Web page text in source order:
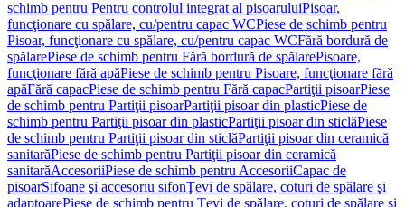
schimb pentru Pentru controlul integrat al pisoaruluiPisoar,
funcţionare cu spălare, cu/pentru capac WCPiese de schimb pentru
Pisoar, funcţionare cu spălare, cu/pentru capac WCFără bordură de
spălarePiese de schimb pentru Fără bordură de spălarePisoare,
funcţionare fără apăPiese de schimb pentru Pisoare, funcţionare fără
apăFără capacPiese de schimb pentru Fără capacPartiţii pisoarPiese
de schimb pentru Partiţii pisoarPartiţii pisoar din plasticPiese de
schimb pentru Partiţii pisoar din plasticPartiţii pisoar din sticlăPiese
de schimb pentru Partiţii pisoar din sticlăPartiţii pisoar din ceramică
sanitarăPiese de schimb pentru Partiţii pisoar din ceramică
sanitarăAccesoriiPiese de schimb pentru AccesoriiCapac de
pisoarSifoane şi accesoriu sifonŢevi de spălare, coturi de spălare şi
adaptoarePiese de schimb pentru Ţevi de spălare, coturi de spălare şi